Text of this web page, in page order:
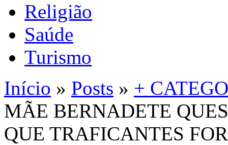
Religião
Saúde
Turismo
Início » Posts » +
MÃE BERNADETE
QUE TRAFICANTES